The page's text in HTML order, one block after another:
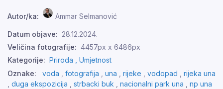
Autor/ka: Ammar Selmanović
Datum objave: 28.12.2024.
Veličina fotografije: 4457px x 6486px
Kategorije: Priroda , Umjetnost
Oznake:
voda fotografija una rijeke vodopad
rijeka una
duga ekspozicija strbacki buk nacionalni park una np una